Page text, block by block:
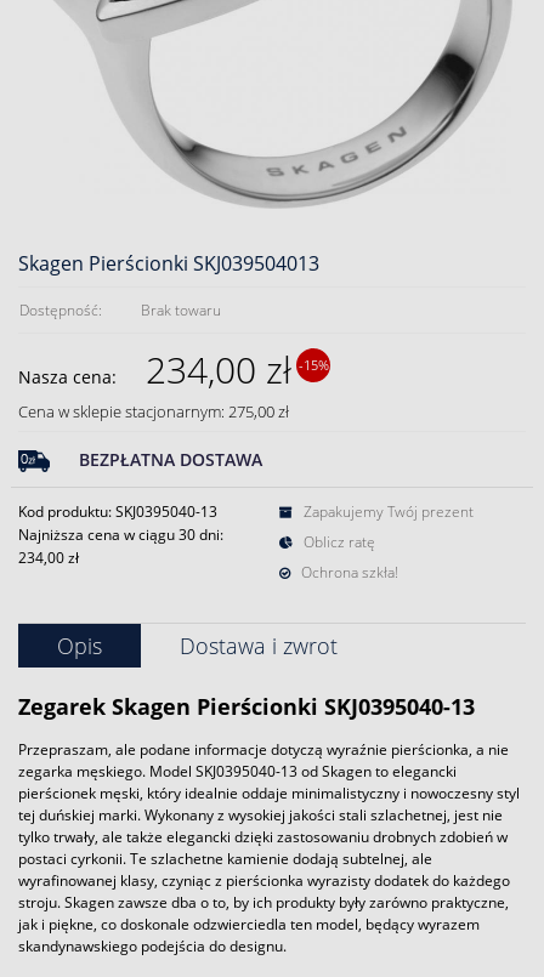
Skagen Pierścionki SKJ039504013
Dostępność: Brak towaru
Nasza cena: 234,00 zł -15%
Cena w sklepie stacjonarnym: 275,00 zł
BEZPŁATNA DOSTAWA
Kod produktu: SKJ0395040-13
Najniższa cena w ciągu 30 dni:
234,00 zł
Zapakujemy Twój prezent
Oblicz ratę
Ochrona szkła!
Opis Dostawa i zwrot
Zegarek Skagen Pierścionki SKJ0395040-13
Przepraszam, ale podane informacje dotyczą wyraźnie pierścionka, a nie
zegarka męskiego. Model SKJ0395040-13 od Skagen to elegancki
pierścionek męski, który idealnie oddaje minimalistyczny i nowoczesny styl
tej duńskiej marki. Wykonany z wysokiej jakości stali szlachetnej, jest nie
tylko trwały, ale także elegancki dzięki zastosowaniu drobnych zdobień w
postaci cyrkonii. Te szlachetne kamienie dodają subtelnej, ale
wyrafinowanej klasy, czyniąc z pierścionka wyrazisty dodatek do każdego
stroju. Skagen zawsze dba o to, by ich produkty były zarówno praktyczne,
jak i piękne, co doskonale odzwierciedla ten model, będący wyrazem
skandynawskiego podejścia do designu.